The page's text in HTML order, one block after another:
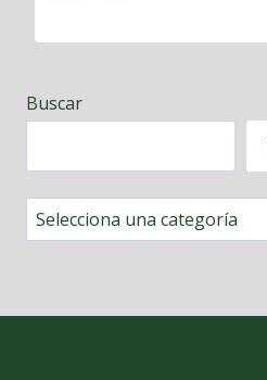
Buscar
Selecciona
una